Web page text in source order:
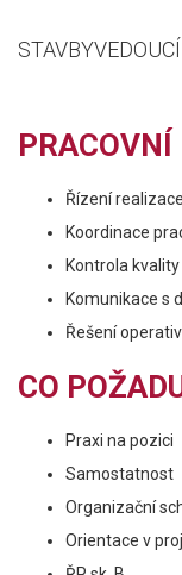
Řízení
Koordinace
Kontrola
Komunikace s
Řešení
CO
Praxi na pozici
Samostatnost
Organizační
Orientace v